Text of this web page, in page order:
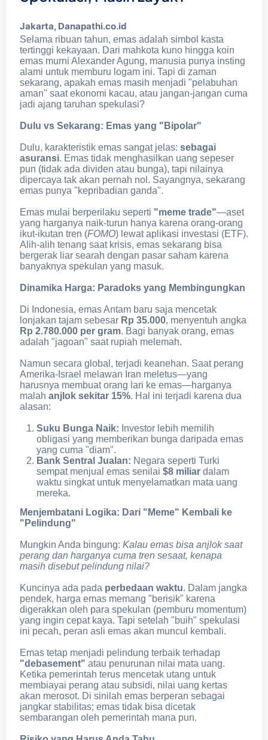
Jakarta, Danapathi.co.id
Selama ribuan tahun, emas adalah simbol kasta
tertinggi kekayaan. Dari mahkota kuno hingga koin
emas murni Alexander Agung, manusia punya insting
alami untuk memburu logam ini. Tapi di zaman
sekarang, apakah emas masih menjadi "pelabuhan
aman" saat ekonomi kacau, atau jangan-jangan cuma
jadi ajang taruhan spekulasi?
Dulu vs Sekarang: Emas yang "Bipolar"
Dulu, karakteristik emas sangat jelas: sebagai
asuransi. Emas tidak menghasilkan uang sepeser
pun (tidak ada dividen atau bunga), tapi nilainya
dipercaya tak akan pernah nol. Sayangnya, sekarang
emas punya "kepribadian ganda".
Emas mulai berperilaku seperti "meme trade"—aset
yang harganya naik-turun hanya karena orang-orang
ikut-ikutan tren (FOMO) lewat aplikasi investasi (ETF).
Alih-alih tenang saat krisis, emas sekarang bisa
bergerak liar searah dengan pasar saham karena
banyaknya spekulan yang masuk.
Dinamika Harga: Paradoks yang Membingungkan
Di Indonesia, emas Antam baru saja mencetak
lonjakan tajam sebesar Rp 35.000, menyentuh angka
Rp 2.780.000 per gram. Bagi banyak orang, emas
adalah "jagoan" saat rupiah melemah.
Namun secara global, terjadi keanehan. Saat perang
Amerika-Israel melawan Iran meletus—yang
harusnya membuat orang lari ke emas—harganya
malah anjlok sekitar 15%. Hal ini terjadi karena dua
alasan:
Suku Bunga Naik: Investor lebih memilih
obligasi yang memberikan bunga daripada emas
yang cuma "diam".
Bank Sentral Jualan: Negara seperti Turki
sempat menjual emas senilai $8 miliardalam
waktu singkat untuk menyelamatkan mata uang
mereka.
Menjembatani Logika: Dari "Meme" Kembali ke
"Pelindung"
Mungkin Anda bingung: Kalau emas bisa anjlok saat
perang dan harganya cuma tren sesaat, kenapa
masih disebut pelindung nilai?
Kuncinya ada pada perbedaan waktu. Dalam jangka
pendek, harga emas memang "berisik" karena
digerakkan oleh para spekulan (pemburu momentum)
yang ingin cepat kaya. Tapi setelah "buih" spekulasi
ini pecah, peran asli emas akan muncul kembali.
Emas tetap menjadi pelindung terbaik terhadap
"debasement" atau penurunan nilai mata uang.
Ketika pemerintah terus mencetak utang untuk
membiayai perang atau subsidi, nilai uang kertas
akan merosot. Di sinilah emas berperan sebagai
jangkar stabilitas; emas tidak bisa dicetak
sembarangan oleh pemerintah mana pun.